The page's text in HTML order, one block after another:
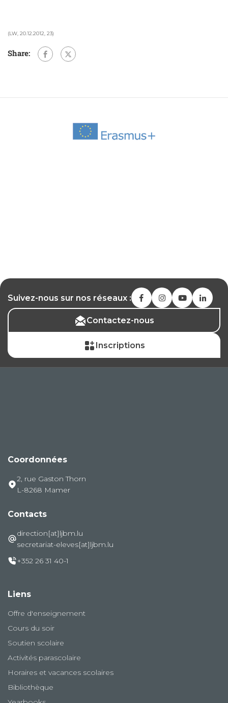
(LW, 20.12.2012, 23)
Share:
Suivez-nous sur nos réseaux :
Contactez-nous
Inscriptions
Coordonnées
2, rue Gaston Thorn
L-8268 Mamer
Contacts
direction[at]ljbm.lu
secretariat-eleves[at]ljbm.lu
+352 26 31 40-1
Liens
Offre d'enseignement
Cours du soir
Soutien scolaire
Activités parascolaire
Horaires et vacances scolaires
Bibliothèque